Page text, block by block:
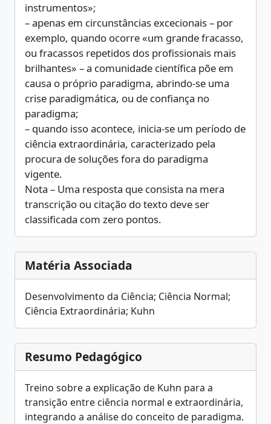
instrumentos»;
– apenas em circunstâncias excecionais – por
exemplo, quando ocorre «um grande fracasso,
ou fracassos repetidos dos profissionais mais
brilhantes» – a comunidade científica põe em
causa o próprio paradigma, abrindo-se uma
crise paradigmática, ou de confiança no
paradigma;
– quando isso acontece, inicia-se um período de
ciência extraordinária, caracterizado pela
procura de soluções fora do paradigma
vigente.
Nota – Uma resposta que consista na mera
transcrição ou citação do texto deve ser
classificada com zero pontos.
Matéria Associada
Desenvolvimento da Ciência; Ciência Normal;
Ciência Extraordinária; Kuhn
Resumo Pedagógico
Treino sobre a explicação de Kuhn para a
transição entre ciência normal e extraordinária,
integrando a análise do conceito de paradigma.